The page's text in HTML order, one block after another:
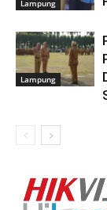
Lampung
Lampung